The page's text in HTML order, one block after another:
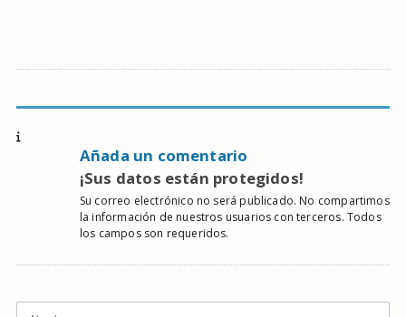
Añada un comentario
¡Sus datos están protegidos!
Su correo electrónico no será publicado. No compartimos
la información de nuestros usuarios con terceros. Todos
los campos son requeridos.